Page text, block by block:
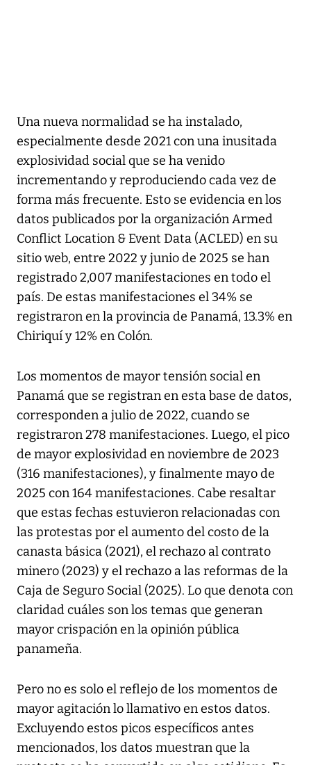
Una nueva normalidad se ha instalado,
especialmente desde 2021 con una inusitada
explosividad social que se ha venido
incrementando y reproduciendo cada vez de
forma más frecuente. Esto se evidencia en los
datos publicados por la organización Armed
Conflict Location & Event Data (ACLED) en su
sitio web, entre 2022 y junio de 2025 se han
registrado 2,007 manifestaciones en todo el
país. De estas manifestaciones el 34% se
registraron en la provincia de Panamá, 13.3% en
Chiriquí y 12% en Colón.
Los momentos de mayor tensión social en
Panamá que se registran en esta base de datos,
corresponden a julio de 2022, cuando se
registraron 278 manifestaciones. Luego, el pico
de mayor explosividad en noviembre de 2023
(316 manifestaciones), y finalmente mayo de
2025 con 164 manifestaciones. Cabe resaltar
que estas fechas estuvieron relacionadas con
las protestas por el aumento del costo de la
canasta básica (2021), el rechazo al contrato
minero (2023) y el rechazo a las reformas de la
Caja de Seguro Social (2025). Lo que denota con
claridad cuáles son los temas que generan
mayor crispación en la opinión pública
panameña.
Pero no es solo el reflejo de los momentos de
mayor agitación lo llamativo en estos datos.
Excluyendo estos picos específicos antes
mencionados, los datos muestran que la